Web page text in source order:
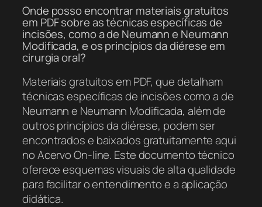
Onde posso encontrar materiais gratuitos
em PDF sobre as técnicas específicas de
incisões, como a de Neumann e Neumann
Modificada, e os princípios da diérese em
cirurgia oral?
Materiais gratuitos em PDF, que detalham
técnicas específicas de incisões como a de
Neumann e Neumann Modificada, além de
outros princípios da diérese, podem ser
encontrados e baixados gratuitamente aqui
no Acervo On-line. Este documento técnico
oferece esquemas visuais de alta qualidade
para facilitar o entendimento e a aplicação
didática.